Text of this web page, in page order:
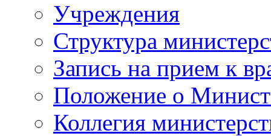
Учреждения
Структура
Запись на прием к
Положение о
Коллегия